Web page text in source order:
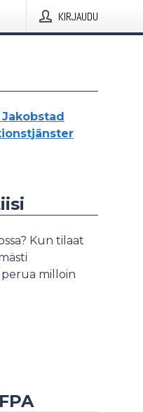
KIRJAUDU
Kun tilaat
milloin